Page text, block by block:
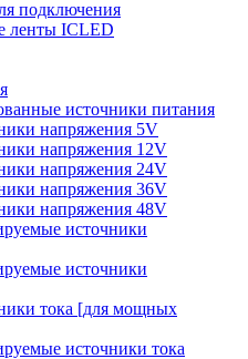
подключения
ленты ICLED
источники питания
напряжения 5V
напряжения 12V
напряжения 24V
напряжения 36V
напряжения 48V
источники
источники
тока [для мощных
источники тока